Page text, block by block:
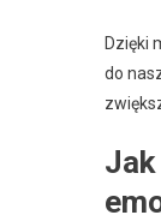
Dzięki
do